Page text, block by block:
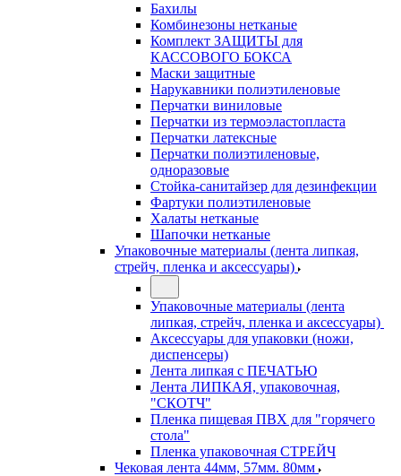
Бахилы
Комбинезоны нетканые
Комплект ЗАЩИТЫ для
КАССОВОГО БОКСА
Маски защитные
Нарукавники полиэтиленовые
Перчатки виниловые
Перчатки из термоэластопласта
Перчатки латексные
Перчатки полиэтиленовые,
одноразовые
Стойка-санитайзер для дезинфекции
Фартуки полиэтиленовые
Халаты нетканые
Шапочки нетканые
Упаковочные материалы (лента липкая,
стрейч, пленка и аксессуары)
Упаковочные материалы (лента
липкая, стрейч, пленка и аксессуары)
Аксессуары для упаковки (ножи,
диспенсеры)
Лента липкая с ПЕЧАТЬЮ
Лента ЛИПКАЯ, упаковочная,
"СКОТЧ"
Пленка пищевая ПВХ для "горячего
стола"
Пленка упаковочная СТРЕЙЧ
Чековая лента 44мм, 57мм. 80мм